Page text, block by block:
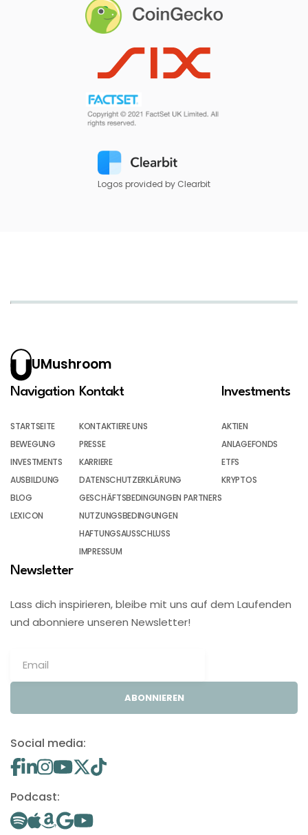
Logos provided by Clearbit
UMushroom
Navigation
STARTSEITE
BEWEGUNG
INVESTMENTS
AUSBILDUNG
BLOG
LEXICON
Kontakt
KONTAKTIERE UNS
PRESSE
KARRIERE
DATENSCHUTZERKLÄRUNG
GESCHÄFTSBEDINGUNGEN PARTNERS
NUTZUNGSBEDINGUNGEN
HAFTUNGSAUSSCHLUSS
IMPRESSUM
Investments
AKTIEN
ANLAGEFONDS
ETFS
KRYPTOS
Newsletter
Lass dich inspirieren, bleibe mit uns auf dem Laufenden
und abonniere unseren Newsletter!
ABONNIEREN
Social media:
Podcast: